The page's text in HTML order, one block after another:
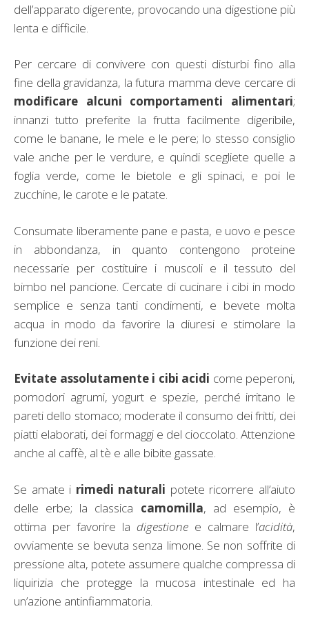
dell’apparato digerente, provocando una digestione più
lenta e difficile.
Per cercare di convivere con questi disturbi fino alla
fine della gravidanza, la futura mamma deve cercare di
modificare alcuni comportamenti alimentari;
innanzi tutto preferite la frutta facilmente digeribile,
come le banane, le mele e le pere; lo stesso consiglio
vale anche per le verdure, e quindi scegliete quelle a
foglia verde, come le bietole e gli spinaci, e poi le
zucchine, le carote e le patate.
Consumate liberamente pane e pasta, e uovo e pesce
in abbondanza, in quanto contengono proteine
necessarie per costituire i muscoli e il tessuto del
bimbo nel pancione. Cercate di cucinare i cibi in modo
semplice e senza tanti condimenti, e bevete molta
acqua in modo da favorire la diuresi e stimolare la
funzione dei reni.
Evitate assolutamente i cibi acidi come peperoni,
pomodori agrumi, yogurt e spezie, perché irritano le
pareti dello stomaco; moderate il consumo dei fritti, dei
piatti elaborati, dei formaggi e del cioccolato. Attenzione
anche al caffè, al tè e alle bibite gassate.
Se amate i rimedi naturali potete ricorrere all’aiuto
delle erbe; la classica camomilla, ad esempio, è
ottima per favorire la digestione e calmare l’acidità,
ovviamente se bevuta senza limone. Se non soffrite di
pressione alta, potete assumere qualche compressa di
liquirizia che protegge la mucosa intestinale ed ha
un’azione antinfiammatoria.